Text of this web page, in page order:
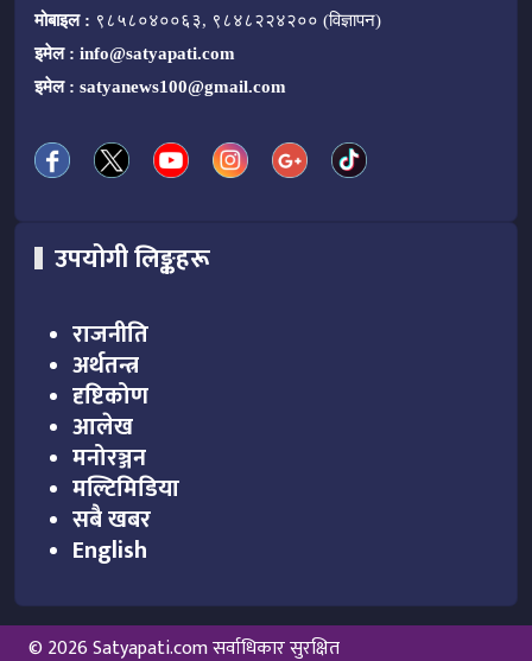
मोबाइल : ९८५८०४००६३, ९८४८२२४२०० (विज्ञापन)
इमेल : info@satyapati.com
इमेल : satyanews100@gmail.com
उपयोगी लिङ्कहरू
राजनीति
अर्थतन्त्र
दृष्टिकोण
आलेख
मनोरञ्जन
मल्टिमिडिया
सबै खबर
English
© 2026 Satyapati.com सर्वाधिकार सुरक्षित